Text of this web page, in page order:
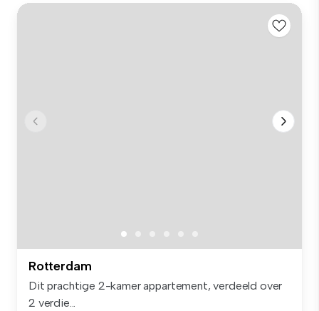
Rotterdam
Dit prachtige 2-kamer appartement, verdeeld over
2 verdie...